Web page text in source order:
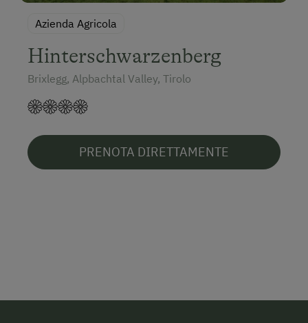
Azienda Agricola
Hinterschwarzenberg
Brixlegg, Alpbachtal Valley, Tirolo
PRENOTA DIRETTAMENTE